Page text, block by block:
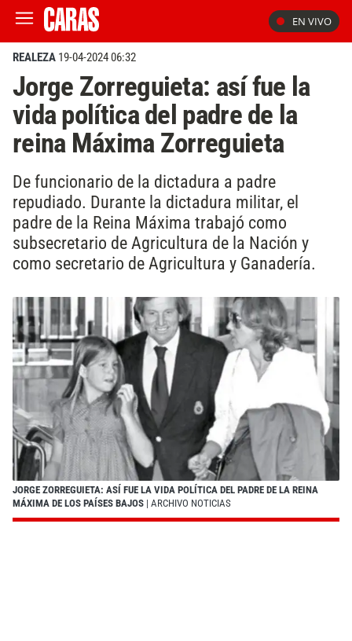
EN VIVO
REALEZA 19-04-2024 06:32
Jorge Zorreguieta: así fue la
vida política del padre de la
reina Máxima Zorreguieta
De funcionario de la dictadura a padre
repudiado. Durante la dictadura militar, el
padre de la Reina Máxima trabajó como
subsecretario de Agricultura de la Nación y
como secretario de Agricultura y Ganadería.
JORGE ZORREGUIETA: ASÍ FUE LA VIDA POLÍTICA DEL PADRE DE LA REINA
MÁXIMA DE LOS PAÍSES BAJOS | ARCHIVO NOTICIAS